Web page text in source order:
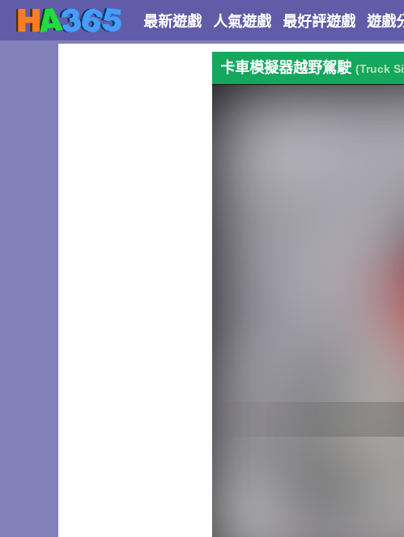
最新遊戲 人氣遊戲 最好評遊戲 遊戲
卡車模擬器越野駕駛 (Truck